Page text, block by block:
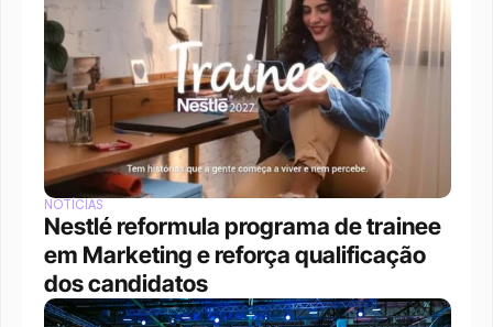
NOTÍCIAS
Nestlé reformula programa de trainee
em Marketing e reforça qualificação
dos candidatos